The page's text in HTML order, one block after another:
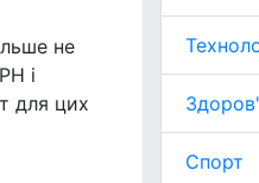
не
і
для цих
Спорт